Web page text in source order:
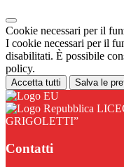
Cookie necessari per il
I cookie necessari per il
disabilitati. È possibile
policy.
Accetta tutti Salva le
GRIGOLETTI”
Contatti